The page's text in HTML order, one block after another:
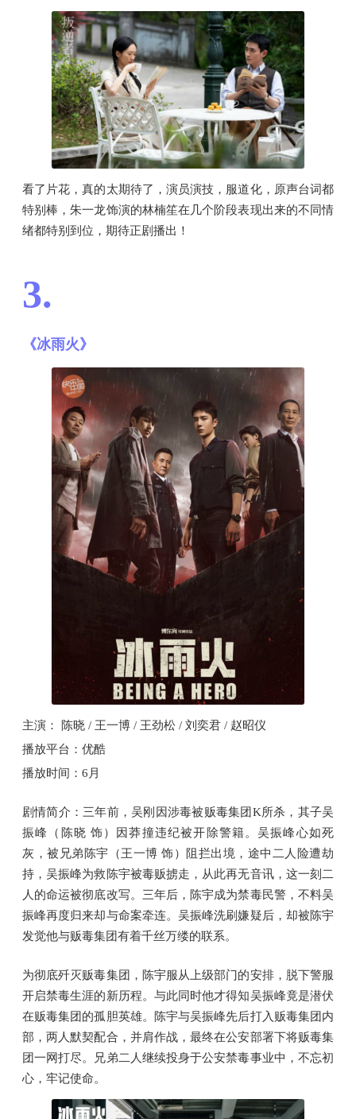
看了片花，真的太期待了，演员演技，服道化，原声台词都
特别棒，朱一龙饰演的林楠笙在几个阶段表现出来的不同情
绪都特别到位，期待正剧播出！
3.
《冰雨火》
主演： 陈晓 / 王一博 / 王劲松 / 刘奕君 / 赵昭仪
播放平台：优酷
播放时间：6月
剧情简介：三年前，吴刚因涉毒被贩毒集团K所杀，其子吴
振峰（陈晓 饰）因莽撞违纪被开除警籍。吴振峰心如死
灰，被兄弟陈宇（王一博 饰）阻拦出境，途中二人险遭劫
持，吴振峰为救陈宇被毒贩掳走，从此再无音讯，这一刻二
人的命运被彻底改写。三年后，陈宇成为禁毒民警，不料吴
振峰再度归来却与命案牵连。吴振峰洗刷嫌疑后，却被陈宇
发觉他与贩毒集团有着千丝万缕的联系。
为彻底歼灭贩毒集团，陈宇服从上级部门的安排，脱下警服
开启禁毒生涯的新历程。与此同时他才得知吴振峰竟是潜伏
在贩毒集团的孤胆英雄。陈宇与吴振峰先后打入贩毒集团内
部，两人默契配合，并肩作战，最终在公安部署下将贩毒集
团一网打尽。兄弟二人继续投身于公安禁毒事业中，不忘初
心，牢记使命。